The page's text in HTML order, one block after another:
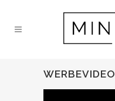
WERBEVIDEO